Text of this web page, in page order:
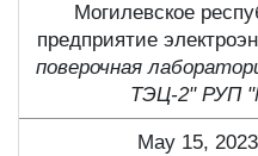
Могилевское
предприятие
поверочная
ТЭЦ-2" РУП
May 15,